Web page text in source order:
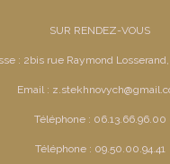
SUR RENDEZ-VOUS
: 2bis rue Raymond Losserand,
Email :
Téléphone : 06.13.66.96.00
Téléphone : 09.50.00.94.41